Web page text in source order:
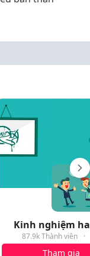
Kinh nghiệm
87.9k Thành viên ·
Tham gia